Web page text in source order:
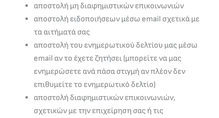
αποστολή μη διαφημιστικών επικοινωνιών
αποστολή ειδοποιήσεων μέσω email σχετικά με
τα αιτήματά σας
αποστολή του ενημερωτικού δελτίου μας μέσω
email αν το έχετε ζητήσει (μπορείτε να μας
ενημερώσετε ανά πάσα στιγμή αν πλέον δεν
επιθυμείτε το ενημερωτικό δελτίο)
αποστολή διαφημιστικών επικοινωνιών,
σχετικών με την επιχείρηση σας ή τις